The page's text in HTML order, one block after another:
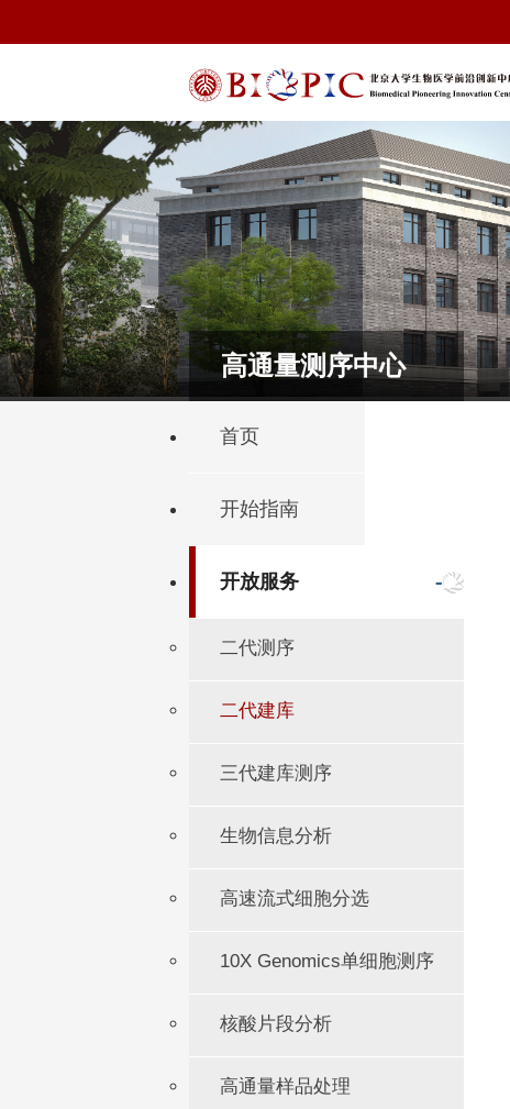
高通量测序中心
首页
开始指南
开放服务
二代测序
二代建库
三代建库测序
生物信息分析
高速流式细胞分选
10X Genomics单细胞测序
核酸片段分析
高通量样品处理